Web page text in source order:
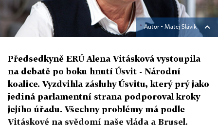
Autor ▪ Matej Slávik
Předsedkyně ERÚ Alena Vitásková vystoupila
na debatě po boku hnutí Úsvit - Národní
koalice. Vyzdvihla zásluhy Úsvitu, který prý jako
jediná parlamentní strana podporoval kroky
jejího úřadu. Všechny problémy má podle
Vitáskové na svědomí naše vláda a Brusel.